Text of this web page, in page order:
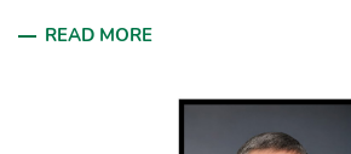
READ MORE